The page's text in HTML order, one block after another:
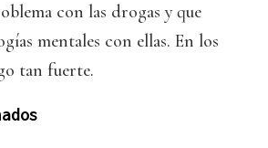
con las drogas y que
mentales con ellas. En los
tan fuerte.